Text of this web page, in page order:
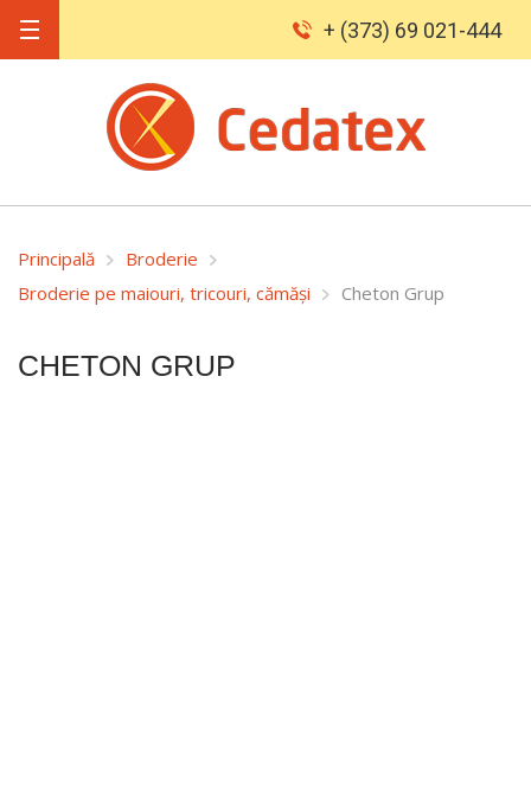
+ (373) 69 021-444
Principală
Broderie
Broderie pe maiouri, tricouri, cămăși
Cheton Grup
CHETON GRUP